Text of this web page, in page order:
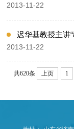
2013-11-22
迟华基教授主讲
2013-11-22
共620条 上页 1